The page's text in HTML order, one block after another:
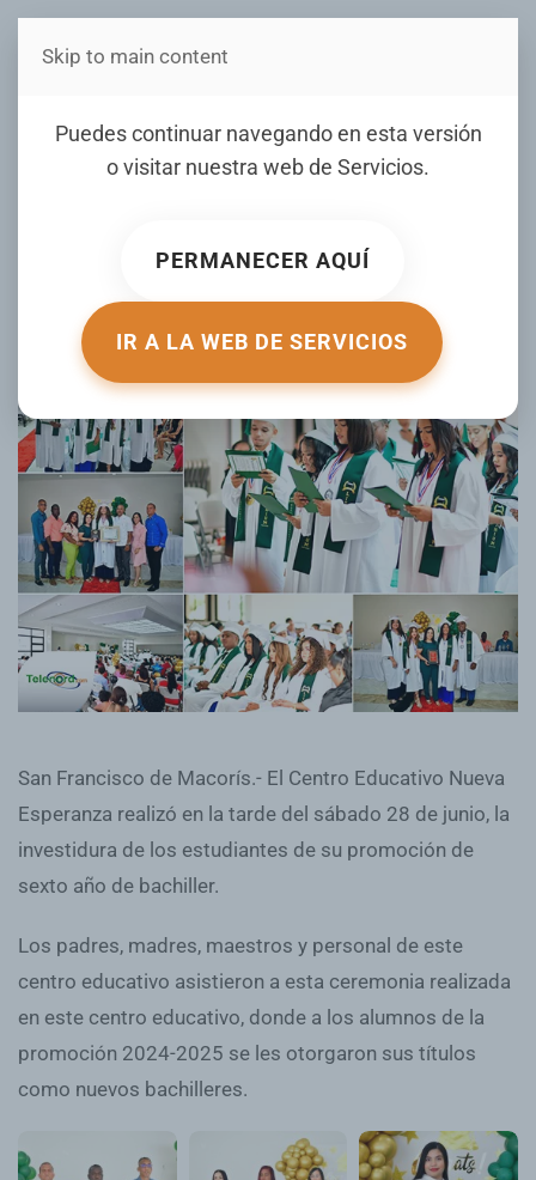
Estás en Telenord Medios
Puedes continuar navegando en esta versión
o visitar nuestra web de Servicios.
PERMANECER AQUÍ
IR A LA WEB DE SERVICIOS
Skip to main content
Liceo Nueva Esperanza
celebra graduación de sus
secundario 2025
ESCRITO POR TELENORD.COM EL
. PUBLICADO
GALERIA .
San Francisco de Macorís.- El Centro Educativo Nueva
Esperanza realizó en la tarde del sábado 28 de junio, la
investidura de los estudiantes de su promoción de
sexto año de bachiller.
Los padres, madres, maestros y personal de este
centro educativo asistieron a esta ceremonia realizada
en este centro educativo, donde a los alumnos de la
promoción 2024-2025 se les otorgaron sus títulos
como nuevos bachilleres.